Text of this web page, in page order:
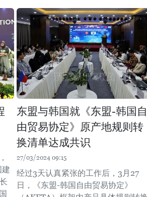
东盟与韩国就《东盟-韩国自
由贸易协定》原产地规则转
换清单达成共识
27/03/2024 09:15
经过3天认真紧张的工作后，3月27
日，《东盟-韩国自由贸易协定》